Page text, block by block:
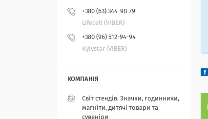
+380 (63) 344-90-79
Lifecell (VIBER)
+380 (96) 512-94-94
Kyivstar (VIBER)
Світ стендів. Значки, годинники,
магніти, дитячі товари та
сувеніри